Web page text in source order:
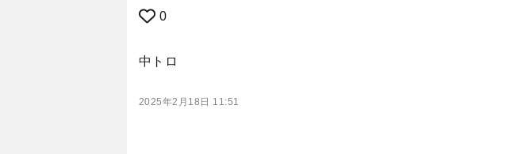
0
中トロ
2025年2月18日 11:51